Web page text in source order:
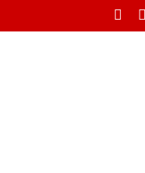
ชาติเขาสามร้อยยอด สะท้อ